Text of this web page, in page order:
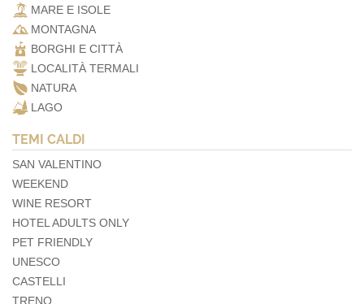
MARE E ISOLE
MONTAGNA
BORGHI E CITTÀ
LOCALITÀ TERMALI
NATURA
LAGO
TEMI CALDI
SAN VALENTINO
WEEKEND
WINE RESORT
HOTEL ADULTS ONLY
PET FRIENDLY
UNESCO
CASTELLI
TRENO